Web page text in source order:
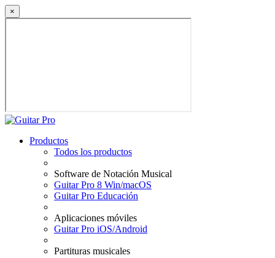
×
Productos
Todos los productos
Software de Notación Musical
Guitar Pro 8 Win/macOS
Guitar Pro Educación
Aplicaciones móviles
Guitar Pro iOS/Android
Partituras musicales